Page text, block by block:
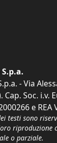
- Via
Cap. Soc. i.v.
e REA
testi sono
riproduzione
o parziale.